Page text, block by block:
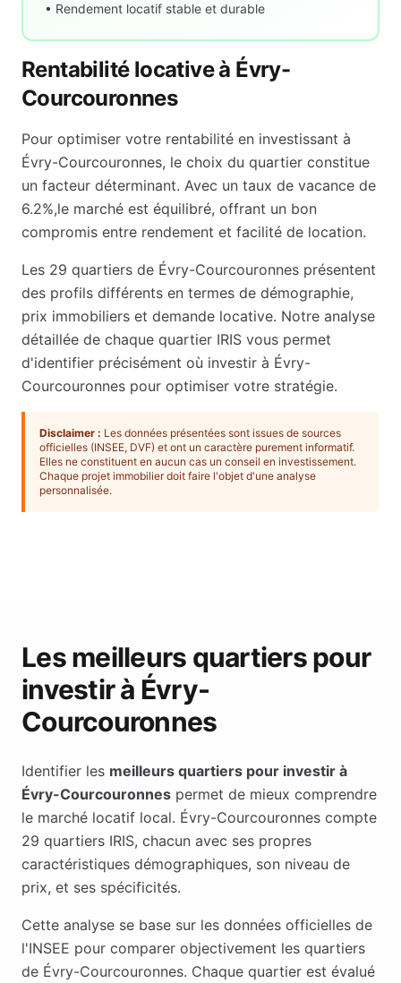
• Rendement locatif stable et durable
Rentabilité locative à Évry-
Courcouronnes
Pour optimiser votre rentabilité en investissant à
Évry-Courcouronnes, le choix du quartier constitue
un facteur déterminant. Avec un taux de vacance de
6.2%,le marché est équilibré, offrant un bon
compromis entre rendement et facilité de location.
Les 29 quartiers de Évry-Courcouronnes présentent
des profils différents en termes de démographie,
prix immobiliers et demande locative. Notre analyse
détaillée de chaque quartier IRIS vous permet
d'identifier précisément où investir à Évry-
Courcouronnes pour optimiser votre stratégie.
Disclaimer : Les données présentées sont issues de sources
officielles (INSEE, DVF) et ont un caractère purement informatif.
Elles ne constituent en aucun cas un conseil en investissement.
Chaque projet immobilier doit faire l'objet d'une analyse
personnalisée.
Les meilleurs quartiers pour
investir à Évry-
Courcouronnes
Identifier les meilleurs quartiers pour investir à
Évry-Courcouronnes permet de mieux comprendre
le marché locatif local. Évry-Courcouronnes compte
29 quartiers IRIS, chacun avec ses propres
caractéristiques démographiques, son niveau de
prix, et ses spécificités.
Cette analyse se base sur les données officielles de
l'INSEE pour comparer objectivement les quartiers
de Évry-Courcouronnes. Chaque quartier est évalué